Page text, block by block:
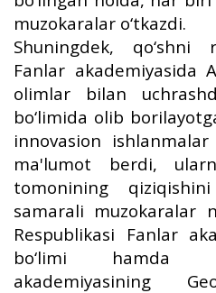
muzokaralar o‘tkazdi.
Shuningdek, qo‘shni
Fanlar akademiyasida
olimlar bilan
bo‘limida olib
innovasion
ma'lumot berdi,
tomonining
samarali muzokaralar
Respublikasi Fanlar
bo‘limi hamda
akademiyasining